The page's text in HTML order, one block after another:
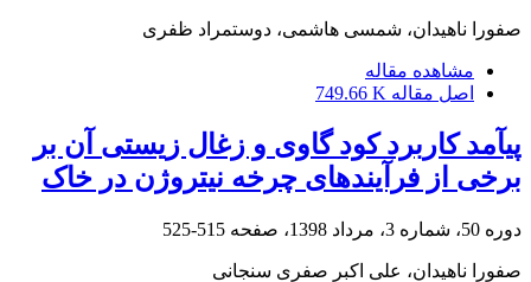
صفورا ناهیدان، شمسی هاشمی، دوستمراد ظفری
مشاهده مقاله
اصل مقاله 749.66 K
پیآمد کاربرد کود گاوی و زغال زیستی آن بر
برخی از فرآیندهای چرخه نیتروژن در خاک
دوره 50، شماره 3، مرداد 1398، صفحه 515-525
صفورا ناهیدان، علی اکبر صفری سنجانی